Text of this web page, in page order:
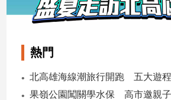
熱門